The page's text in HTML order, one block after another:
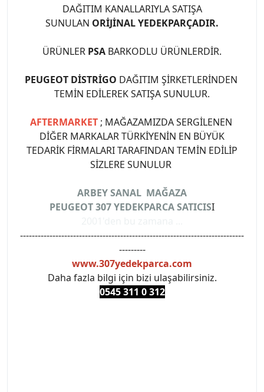
DAĞITIM KANALLARIYLA SATIŞA
SUNULAN ORİJİNAL YEDEKPARÇADIR.
ÜRÜNLER PSA BARKODLU ÜRÜNLERDİR.
PEUGEOT DİSTRİGO DAĞITIM ŞİRKETLERİNDEN
TEMİN EDİLEREK SATIŞA SUNULUR.
AFTERMARKET ; MAĞAZAMIZDA SERGİLENEN
DİĞER MARKALAR TÜRKİYENİN EN BÜYÜK
TEDARİK FİRMALARI TARAFINDAN TEMİN EDİLİP
SİZLERE SUNULUR
ARBEY SANAL MAĞAZA
PEUGEOT 307 YEDEKPARCA SATICISI
----------------------------------------------------------------------------
---------
www.307yedekparca.com
Daha fazla bilgi için bizi ulaşabilirsiniz.
0545 311 0 312